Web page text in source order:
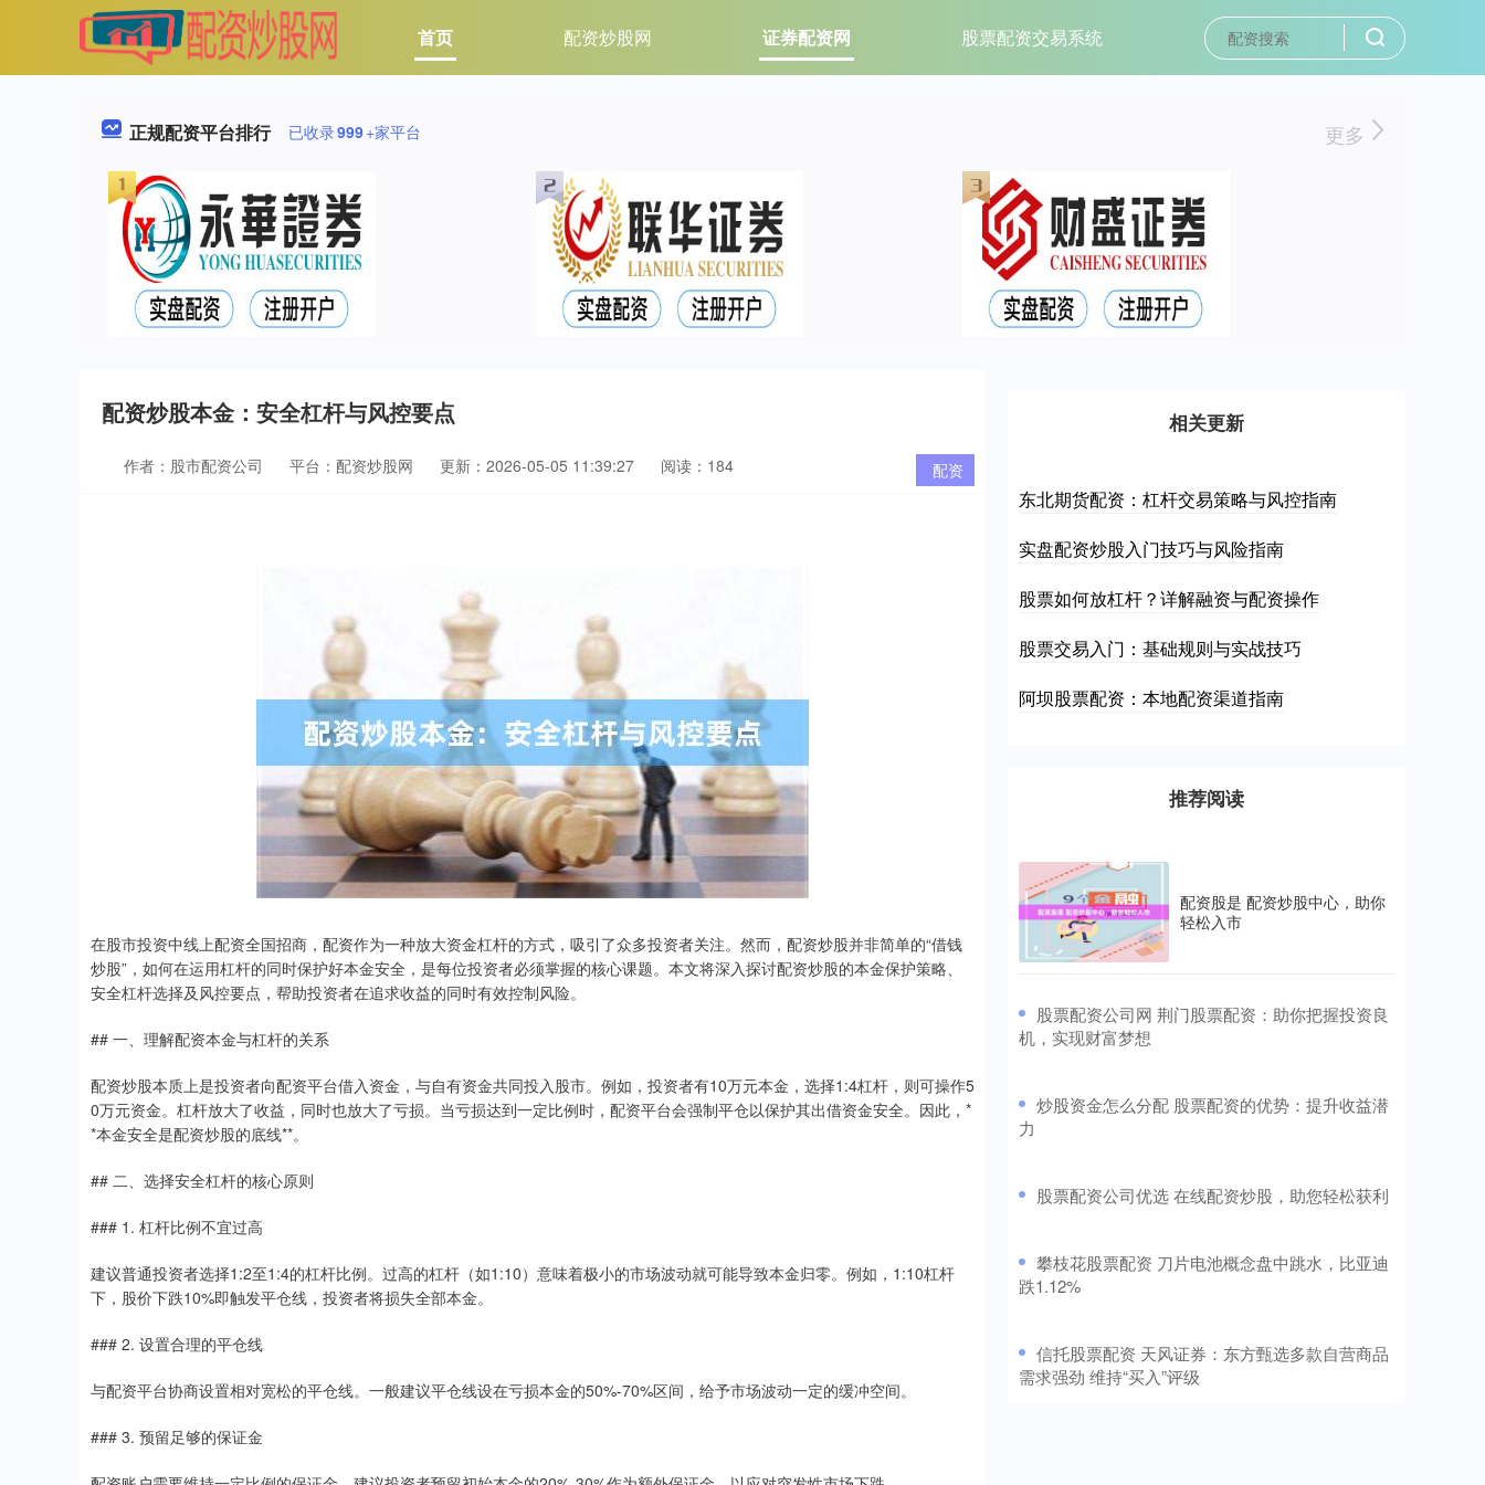
首页 配资炒股网 证券配资网 股票配资交易系统
正规配资平台排行 已收录999+家平台 更多
配资炒股本金：安全杠杆与风控要点
配资
作者：股市配资公司 平台：配资炒股网 更新：2026-05-05 11:39:27 阅读：184
在股市投资中线上配资全国招商，配资作为一种放大资金杠杆的方式，吸引了众多投资者关注。然而，配资炒股并非简单的“借钱
炒股”，如何在运用杠杆的同时保护好本金安全，是每位投资者必须掌握的核心课题。本文将深入探讨配资炒股的本金保护策略、
安全杠杆选择及风控要点，帮助投资者在追求收益的同时有效控制风险。
## 一、理解配资本金与杠杆的关系
配资炒股本质上是投资者向配资平台借入资金，与自有资金共同投入股市。例如，投资者有10万元本金，选择1:4杠杆，则可操作5
0万元资金。杠杆放大了收益，同时也放大了亏损。当亏损达到一定比例时，配资平台会强制平仓以保护其出借资金安全。因此，*
*本金安全是配资炒股的底线**。
## 二、选择安全杠杆的核心原则
### 1. 杠杆比例不宜过高
建议普通投资者选择1:2至1:4的杠杆比例。过高的杠杆（如1:10）意味着极小的市场波动就可能导致本金归零。例如，1:10杠杆
下，股价下跌10%即触发平仓线，投资者将损失全部本金。
### 2. 设置合理的平仓线
与配资平台协商设置相对宽松的平仓线。一般建议平仓线设在亏损本金的50%-70%区间，给予市场波动一定的缓冲空间。
### 3. 预留足够的保证金
相关更新
东北期货配资：杠杆交易策略与风控指南
实盘配资炒股入门技巧与风险指南
股票如何放杠杆？详解融资与配资操作
股票交易入门：基础规则与实战技巧
阿坝股票配资：本地配资渠道指南
推荐阅读
配资股是 配资炒股中心，助你
轻松入市
​股票配资公司网 荆门股票配资：助你把握投资良
机，实现财富梦想
​炒股资金怎么分配 股票配资的优势：提升收益潜
力
​股票配资公司优选 在线配资炒股，助您轻松获利
​攀枝花股票配资 刀片电池概念盘中跳水，比亚迪
跌1.12%
​信托股票配资 天风证券：东方甄选多款自营商品
需求强劲 维持“买入”评级